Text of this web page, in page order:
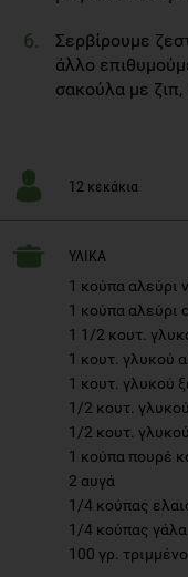
Σερβίρουμε
άλλο
σακούλα με ζιπ,
12 κεκάκια
ΥΛΙΚΑ
1 κούπα αλεύρι
1 κούπα αλεύρι
1 1/2 κουτ.
1 κουτ. γλυκού
1 κουτ. γλυκού
1/2 κουτ.
1/2 κουτ.
1 κούπα πουρέ
2 αυγά
1/4 κούπας
1/4 κούπας γάλα
100 γρ.